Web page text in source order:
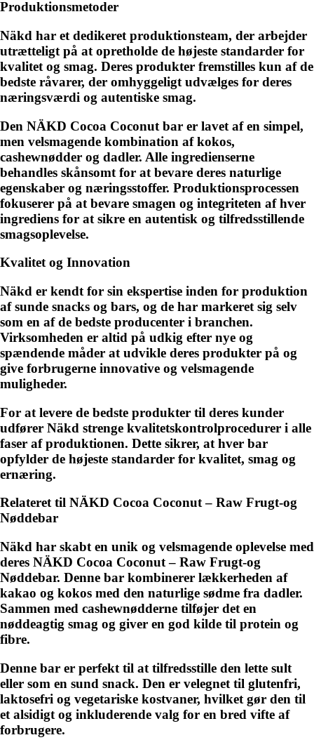
Produktionsmetoder
Näkd har et dedikeret produktionsteam, der arbejder
utrætteligt på at opretholde de højeste standarder for
kvalitet og smag. Deres produkter fremstilles kun af de
bedste råvarer, der omhyggeligt udvælges for deres
næringsværdi og autentiske smag.
Den NÄKD Cocoa Coconut bar er lavet af en simpel,
men velsmagende kombination af kokos,
cashewnødder og dadler. Alle ingredienserne
behandles skånsomt for at bevare deres naturlige
egenskaber og næringsstoffer. Produktionsprocessen
fokuserer på at bevare smagen og integriteten af hver
ingrediens for at sikre en autentisk og tilfredsstillende
smagsoplevelse.
Kvalitet og Innovation
Näkd er kendt for sin ekspertise inden for produktion
af sunde snacks og bars, og de har markeret sig selv
som en af de bedste producenter i branchen.
Virksomheden er altid på udkig efter nye og
spændende måder at udvikle deres produkter på og
give forbrugerne innovative og velsmagende
muligheder.
For at levere de bedste produkter til deres kunder
udfører Näkd strenge kvalitetskontrolprocedurer i alle
faser af produktionen. Dette sikrer, at hver bar
opfylder de højeste standarder for kvalitet, smag og
ernæring.
Relateret til NÄKD Cocoa Coconut – Raw Frugt-og
Nøddebar
Näkd har skabt en unik og velsmagende oplevelse med
deres NÄKD Cocoa Coconut – Raw Frugt-og
Nøddebar. Denne bar kombinerer lækkerheden af
kakao og kokos med den naturlige sødme fra dadler.
Sammen med cashewnødderne tilføjer det en
nøddeagtig smag og giver en god kilde til protein og
fibre.
Denne bar er perfekt til at tilfredsstille den lette sult
eller som en sund snack. Den er velegnet til glutenfri,
laktosefri og vegetariske kostvaner, hvilket gør den til
et alsidigt og inkluderende valg for en bred vifte af
forbrugere.